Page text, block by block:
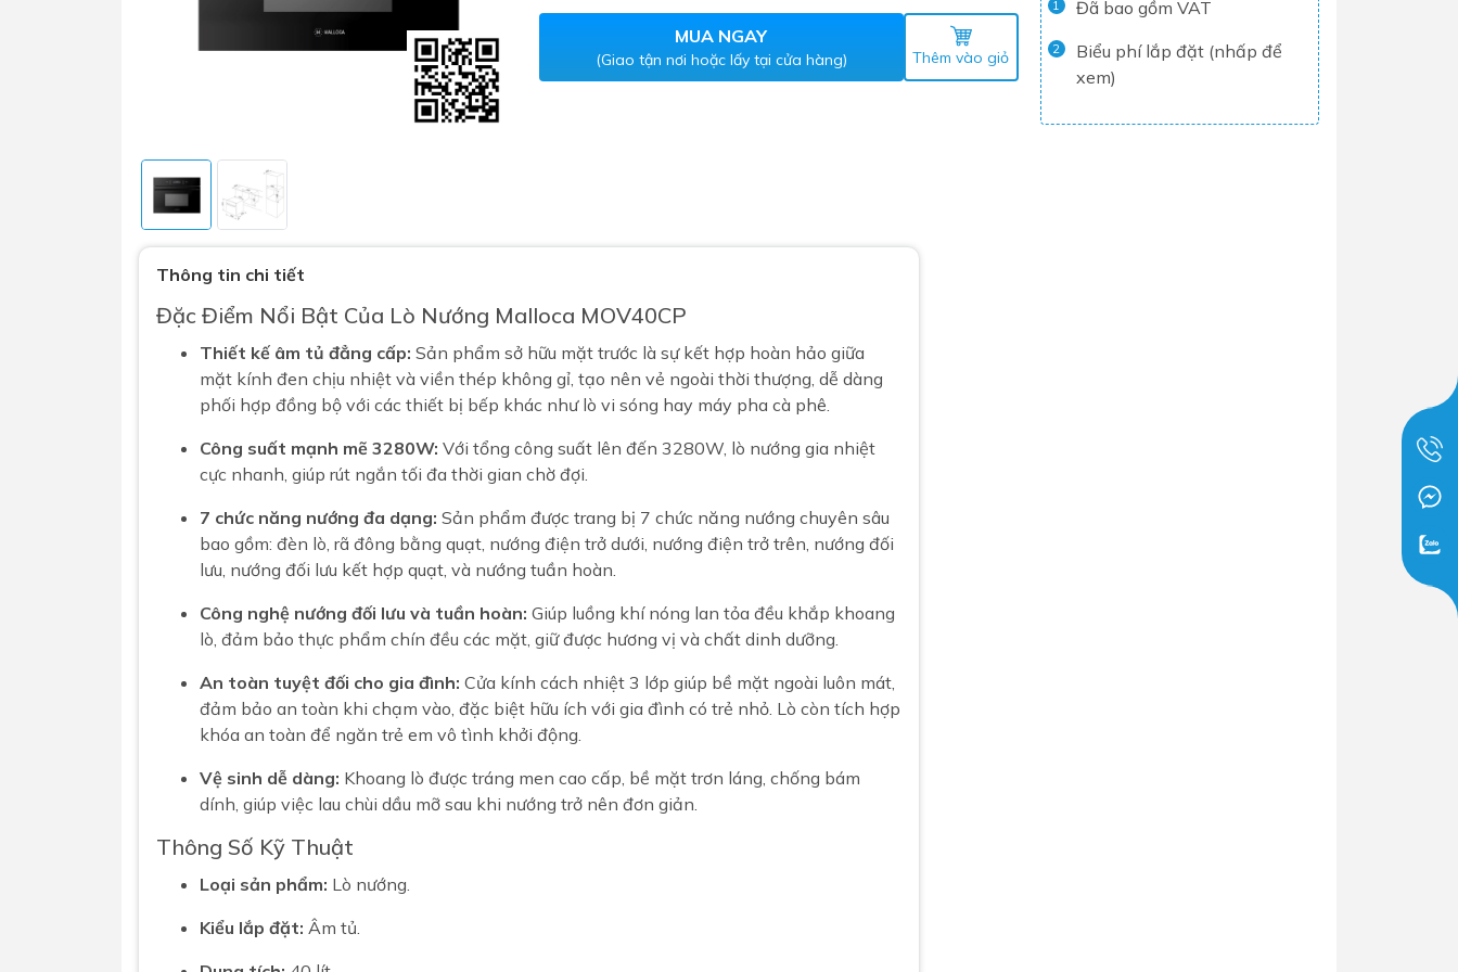
Sen tắm
Máy nước nóng gián tiếp
Tủ lạnh
Máy rửa chén
Nồi chiên không dầu
Phụ kiện nhà vệ sinh
Gương nhà vệ sinh - nhà tắm
Máy sấy tay
Nắp bồn cầu
Nắp điện tử
Combo bồn cầu nhà trọ giá rẻ
Combo thiết bị vệ sinh chính hãng
Combo Máy nước nóng năng lượng
mặt trời
Combo thiết bị vệ sinh cao cấp
MUA NGAY
(Giao tận nơi hoặc lấy tại cửa hàng) Thêm vào giỏ
1 Đã bao gồm VAT
2
Biểu phí lắp đặt (nhấp để
xem)
Thông tin chi tiết
Đặc Điểm Nổi Bật Của Lò Nướng Malloca MOV40CP
Thiết kế âm tủ đẳng cấp: Sản phẩm sở hữu mặt trước là sự kết hợp hoàn hảo giữa
mặt kính đen chịu nhiệt và viền thép không gỉ, tạo nên vẻ ngoài thời thượng, dễ dàng
phối hợp đồng bộ với các thiết bị bếp khác như lò vi sóng hay máy pha cà phê.
Công suất mạnh mẽ 3280W: Với tổng công suất lên đến 3280W, lò nướng gia nhiệt
cực nhanh, giúp rút ngắn tối đa thời gian chờ đợi.
7 chức năng nướng đa dạng: Sản phẩm được trang bị 7 chức năng nướng chuyên sâu
bao gồm: đèn lò, rã đông bằng quạt, nướng điện trở dưới, nướng điện trở trên, nướng đối
lưu, nướng đối lưu kết hợp quạt, và nướng tuần hoàn.
Công nghệ nướng đối lưu và tuần hoàn: Giúp luồng khí nóng lan tỏa đều khắp khoang
lò, đảm bảo thực phẩm chín đều các mặt, giữ được hương vị và chất dinh dưỡng.
An toàn tuyệt đối cho gia đình: Cửa kính cách nhiệt 3 lớp giúp bề mặt ngoài luôn mát,
đảm bảo an toàn khi chạm vào, đặc biệt hữu ích với gia đình có trẻ nhỏ. Lò còn tích hợp
khóa an toàn để ngăn trẻ em vô tình khởi động.
Vệ sinh dễ dàng: Khoang lò được tráng men cao cấp, bề mặt trơn láng, chống bám
dính, giúp việc lau chùi dầu mỡ sau khi nướng trở nên đơn giản.
Thông Số Kỹ Thuật
Loại sản phẩm: Lò nướng.
Kiểu lắp đặt: Âm tủ.